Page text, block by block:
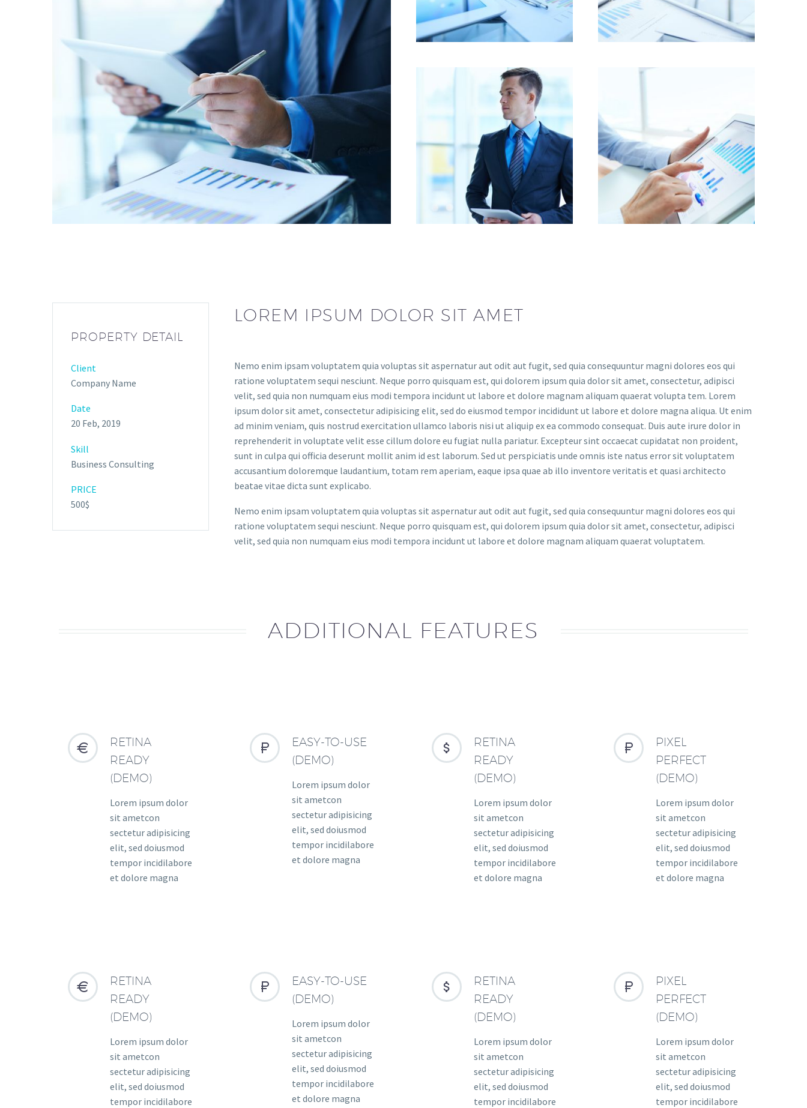
PROPERTY DETAIL
Client
Company Name
Date
20 Feb, 2019
Skill
Business Consulting
PRICE
500$
LOREM IPSUM DOLOR SIT AMET
Nemo enim ipsam voluptatem quia voluptas sit aspernatur aut odit aut fugit, sed quia consequuntur magni dolores eos qui
ratione voluptatem sequi nesciunt. Neque porro quisquam est, qui dolorem ipsum quia dolor sit amet, consectetur, adipisci
velit, sed quia non numquam eius modi tempora incidunt ut labore et dolore magnam aliquam quaerat volupta tem. Lorem
ipsum dolor sit amet, consectetur adipisicing elit, sed do eiusmod tempor incididunt ut labore et dolore magna aliqua. Ut enim
ad minim veniam, quis nostrud exercitation ullamco laboris nisi ut aliquip ex ea commodo consequat. Duis aute irure dolor in
reprehenderit in voluptate velit esse cillum dolore eu fugiat nulla pariatur. Excepteur sint occaecat cupidatat non proident,
sunt in culpa qui officia deserunt mollit anim id est laborum. Sed ut perspiciatis unde omnis iste natus error sit voluptatem
accusantium doloremque laudantium, totam rem aperiam, eaque ipsa quae ab illo inventore veritatis et quasi architecto
beatae vitae dicta sunt explicabo.
Nemo enim ipsam voluptatem quia voluptas sit aspernatur aut odit aut fugit, sed quia consequuntur magni dolores eos qui
ratione voluptatem sequi nesciunt. Neque porro quisquam est, qui dolorem ipsum quia dolor sit amet, consectetur, adipisci
velit, sed quia non numquam eius modi tempora incidunt ut labore et dolore magnam aliquam quaerat voluptatem.
ADDITIONAL FEATURES


RETINA
READY
(DEMO)
Lorem ipsum dolor
sit ametcon
sectetur adipisicing
elit, sed doiusmod
tempor incidilabore
et dolore magna


EASY-TO-USE
(DEMO)
Lorem ipsum dolor
sit ametcon
sectetur adipisicing
elit, sed doiusmod
tempor incidilabore
et dolore magna


RETINA
READY
(DEMO)
Lorem ipsum dolor
sit ametcon
sectetur adipisicing
elit, sed doiusmod
tempor incidilabore
et dolore magna


PIXEL
PERFECT
(DEMO)
Lorem ipsum dolor
sit ametcon
sectetur adipisicing
elit, sed doiusmod
tempor incidilabore
et dolore magna


RETINA
READY
(DEMO)
Lorem ipsum dolor
sit ametcon
sectetur adipisicing
elit, sed doiusmod
tempor incidilabore


EASY-TO-USE
(DEMO)
Lorem ipsum dolor
sit ametcon
sectetur adipisicing
elit, sed doiusmod
tempor incidilabore
et dolore magna


RETINA
READY
(DEMO)
Lorem ipsum dolor
sit ametcon
sectetur adipisicing
elit, sed doiusmod
tempor incidilabore


PIXEL
PERFECT
(DEMO)
Lorem ipsum dolor
sit ametcon
sectetur adipisicing
elit, sed doiusmod
tempor incidilabore